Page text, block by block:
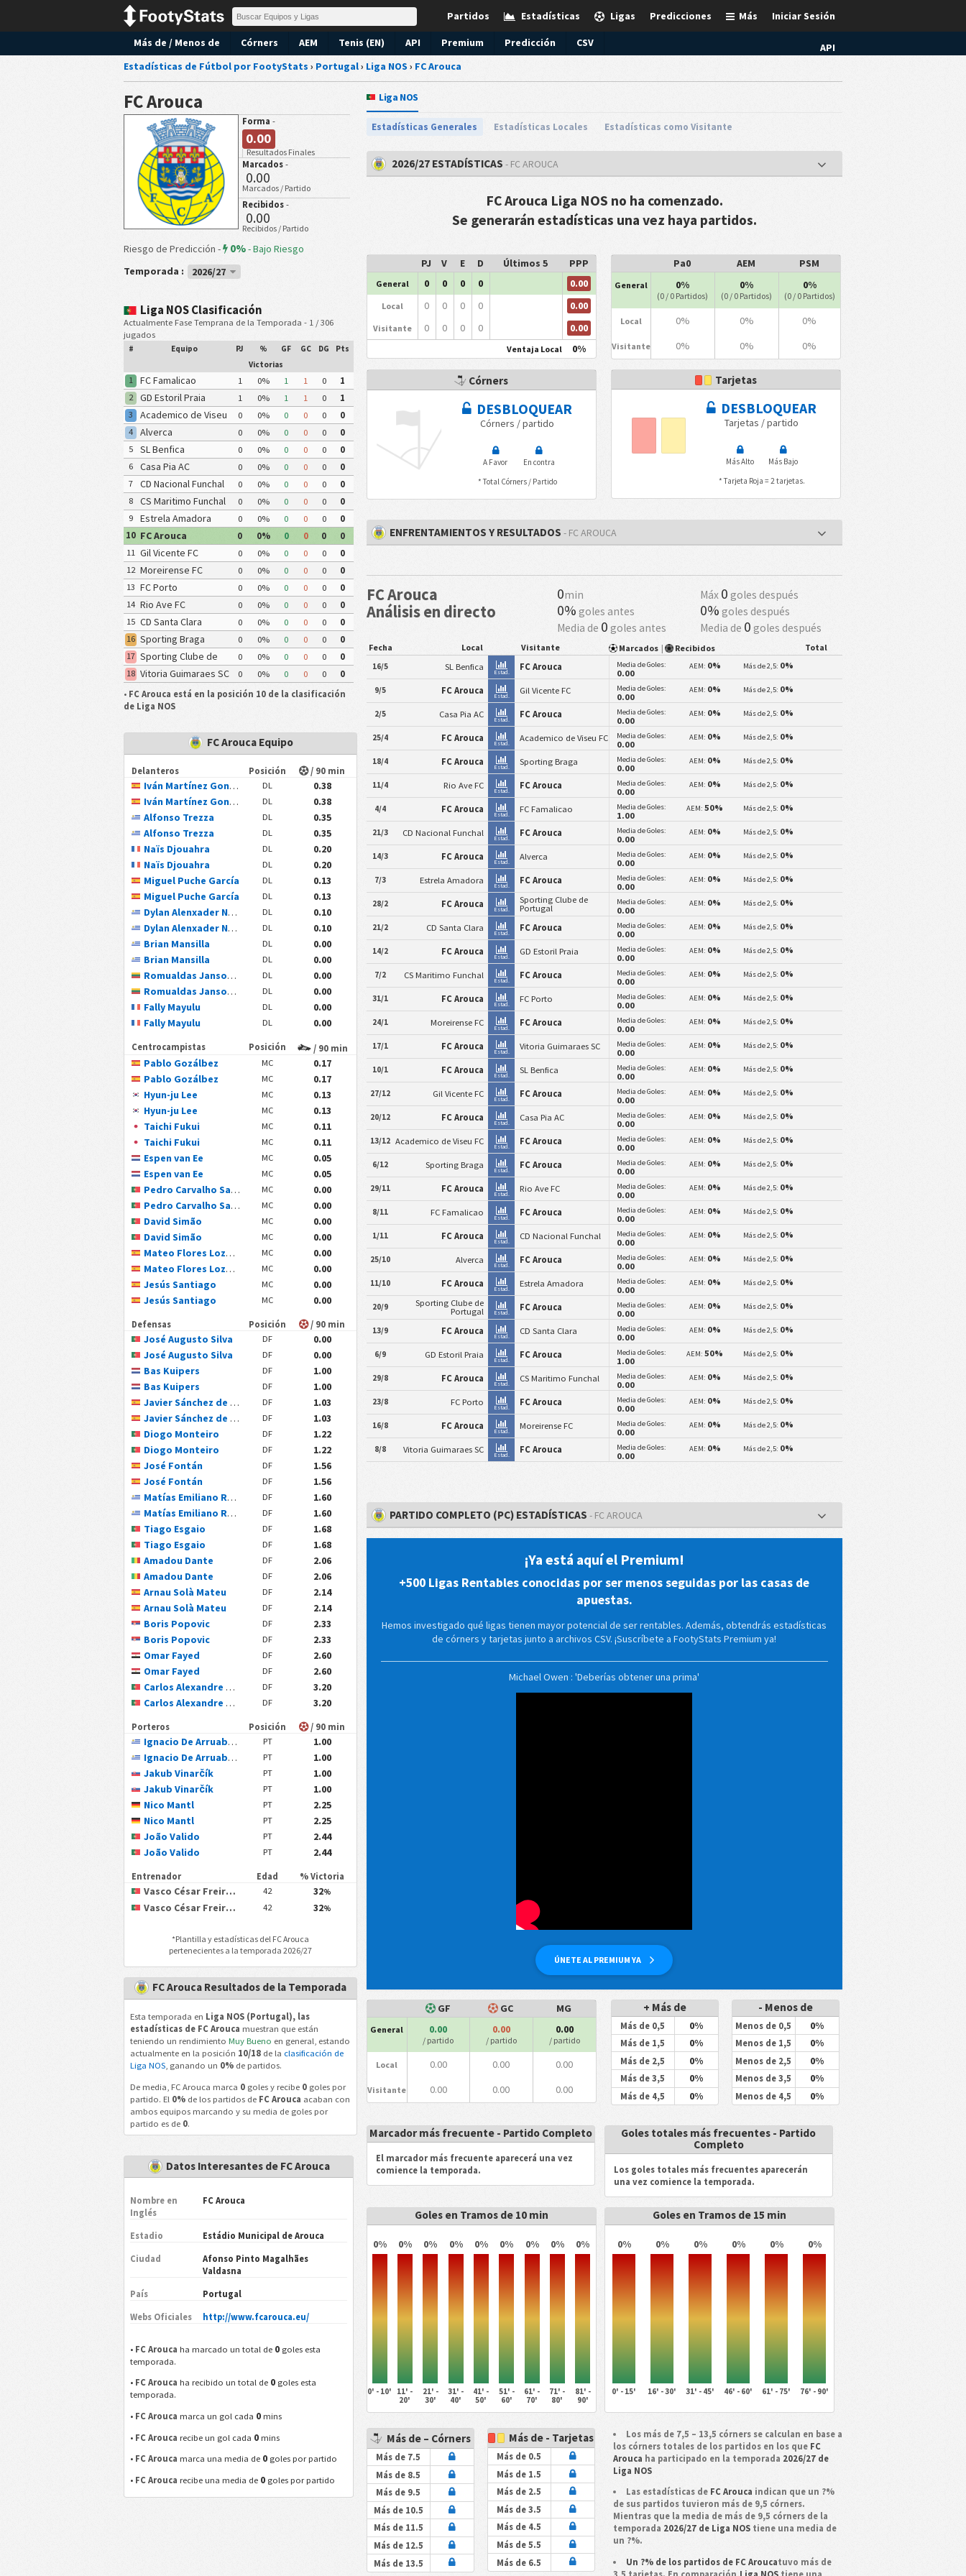
Iniciar Sesión
Más
Predicciones
Ligas
Estadísticas
Partidos
API
Más de / Menos de Córners AEM Tenis (EN) API Premium Predicción
CSV
Estadísticas de Fútbol por FootyStats › Portugal› Liga NOS › FC Arouca
FC Arouca
Forma -
0.00
Resultados Finales
Marcados -
0.00
Marcados / Partido
Recibidos -
0.00
Recibidos / Partido
Riesgo de Predicción - 0%-Bajo Riesgo
Temporada :
2026/27
Liga NOS Clasificación
Actualmente Fase Temprana de la Temporada - 1 / 306
jugados
# Equipo PJ
%
Victorias
GF GC DG Pts
1 FC Famalicao 1 0% 1 1 0
1
2
GD Estoril Praia 1 0% 1 1 0
1
3
Academico de Viseu
FC
0 0% 0 0 0
0
4
Alverca 0 0% 0 0 0
0
5
SL Benfica 0 0% 0 0 0
0
6
Casa Pia AC 0 0% 0 0 0
0
7
CD Nacional Funchal 0 0% 0 0 0
0
8
CS Maritimo Funchal 0 0% 0 0 0
0
9
Estrela Amadora 0 0% 0 0 0
0
10 FC Arouca 0 0% 0 0 0
0
11 Gil Vicente FC 0 0% 0 0 0
0
12 Moreirense FC 0 0% 0 0 0
0
13 FC Porto 0 0% 0 0 0
0
14 Rio Ave FC 0 0% 0 0 0
0
15 CD Santa Clara 0 0% 0 0 0
0
16 Sporting Braga 0 0% 0 0 0
0
17 Sporting Clube de
Portugal
0 0% 0 0 0
0
18 Vitoria Guimaraes SC 0 0% 0 0 0
0
• FC Arouca está en la posición 10 de la clasificación
de Liga NOS
FC Arouca Equipo
Delanteros Posición / 90 min
Iván Martínez Gonzálvez DL
0.38
Iván Martínez Gonzálvez
DL
0.38
Alfonso Trezza
DL
0.35
Alfonso Trezza
DL
0.35
Naïs Djouahra
DL
0.20
Naïs Djouahra
DL
0.20
Miguel Puche García
DL
0.13
Miguel Puche García
DL
0.13
Dylan Alenxader Nandín Berrutti
DL
0.10
Dylan Alenxader Nandín Berrutti
DL
0.10
Brian Mansilla
DL
0.00
Brian Mansilla
DL
0.00
Romualdas Jansonas
DL
0.00
Romualdas Jansonas
DL
0.00
Fally Mayulu
DL
0.00
Fally Mayulu
DL 0.00
Centrocampistas Posición / 90 min
Pablo Gozálbez MC
0.17
Pablo Gozálbez
MC
0.17
Hyun-ju Lee
MC
0.13
Hyun-ju Lee
MC
0.13
Taichi Fukui
MC
0.11
Taichi Fukui
MC
0.11
Espen van Ee
MC
0.05
Espen van Ee
MC
0.05
Pedro Carvalho Santos
MC
0.00
Pedro Carvalho Santos
MC
0.00
David Simão
MC
0.00
David Simão
MC
0.00
Mateo Flores Lozano
MC
0.00
Mateo Flores Lozano
MC
0.00
Jesús Santiago
MC
0.00
Jesús Santiago
MC 0.00
Defensas Posición / 90 min
José Augusto Silva DF
0.00
José Augusto Silva
DF
0.00
Bas Kuipers
DF
1.00
Bas Kuipers
DF
1.00
Javier Sánchez de Felipe
DF
1.03
Javier Sánchez de Felipe
DF
1.03
Diogo Monteiro
DF
1.22
Diogo Monteiro
DF
1.22
José Fontán
DF
1.56
José Fontán
DF
1.56
Matías Emiliano Rocha Calderón
DF
1.60
Matías Emiliano Rocha Calderón
DF
1.60
Tiago Esgaio
DF
1.68
Tiago Esgaio
DF
1.68
Amadou Dante
DF
2.06
Amadou Dante
DF
2.06
Arnau Solà Mateu
DF
2.14
Arnau Solà Mateu
DF
2.14
Boris Popovic
DF
2.33
Boris Popovic
DF
2.33
Omar Fayed
DF
2.60
Omar Fayed
DF
2.60
Carlos Alexandre Reis Pinto
DF
3.20
Carlos Alexandre Reis Pinto
DF 3.20
Porteros Posición / 90 min
Ignacio De Arruabarrena PT
1.00
Ignacio De Arruabarrena
PT
1.00
Jakub Vinarčík
PT
1.00
Jakub Vinarčík
PT
1.00
Nico Mantl
PT
2.25
Nico Mantl
PT
2.25
João Valido
PT
2.44
João Valido
PT 2.44
Entrenador Edad % Victoria
Vasco César Freire De Seabra 42 32%
Vasco César Freire De Seabra 42 32%
*Plantilla y estadísticas del FC Arouca
pertenecientes a la temporada 2026/27
FC Arouca Resultados de la Temporada
Esta temporada en Liga NOS (Portugal), las
estadísticas de FC Arouca muestran que están
teniendo un rendimiento Muy Bueno en general, estando
actualmente en la posición 10/18de la clasificación de
Liga NOS, ganando un 0%de partidos.
De media, FC Arouca marca 0goles y recibe 0goles por
partido. El 0%de los partidos de FC Arouca acaban con
ambos equipos marcando y su media de goles por
partido es de 0.
Datos Interesantes de FC Arouca
Nombre en
Inglés
FC Arouca
Estadio Estádio Municipal de Arouca
Ciudad
Afonso Pinto Magalhães
Valdasna
País Portugal
Webs Oficiales http://www.fcarouca.eu/
• FC Arouca ha marcado un total de 0 goles esta
temporada.
• FC Arouca ha recibido un total de 0 goles esta
temporada.
• FC Arouca marca un gol cada 0 mins
• FC Arouca recibe un gol cada 0 mins
• FC Arouca marca una media de 0 goles por partido
• FC Arouca recibe una media de 0 goles por partido
Liga NOS
Estadísticas Generales Estadísticas Locales Estadísticas como Visitante
2026/27 ESTADÍSTICAS - FC AROUCA
FC Arouca Liga NOS no ha comenzado.
Se generarán estadísticas una vez haya partidos.
PJ V E D Últimos 5 PPP
General 0 0 0 0 0.00
Local 0 0 0 0 0.00
Visitante 0 0 0 0 0.00
Ventaja Local 0%
Pa0 AEM PSM
General 0%
(0 / 0 Partidos)
0%
(0 / 0 Partidos)
0%
(0 / 0 Partidos)
Local 0% 0% 0%
Visitante 0% 0% 0%
Córners
DESBLOQUEAR
Córners / partido
A Favor
En contra
* Total Córners / Partido
Tarjetas
DESBLOQUEAR
Tarjetas / partido
Más Alto
Más Bajo
* Tarjeta Roja = 2 tarjetas.
ENFRENTAMIENTOS Y RESULTADOS - FC AROUCA
FC Arouca
Análisis en directo
0min Máx 0 goles después
0% goles antes 0% goles después
Media de 0 goles antes Media de 0 goles después
Fecha Local Visitante Marcados| Recibidos Total
16/5 SL Benfica
Estad.
FC Arouca Media de Goles:
0.00
AEM: 0% Más de 2,5: 0%
9/5 FC Arouca
Estad.
Gil Vicente FC Media de Goles:
0.00
AEM: 0% Más de 2,5: 0%
2/5 Casa Pia AC
Estad.
FC Arouca Media de Goles:
0.00
AEM: 0% Más de 2,5: 0%
25/4 FC Arouca
Estad.
Academico de Viseu FC Media de Goles:
0.00
AEM: 0% Más de 2,5: 0%
18/4 FC Arouca
Estad.
Sporting Braga Media de Goles:
0.00
AEM: 0% Más de 2,5: 0%
11/4 Rio Ave FC
Estad.
FC Arouca Media de Goles:
0.00
AEM: 0% Más de 2,5: 0%
4/4 FC Arouca
Estad.
FC Famalicao Media de Goles:
1.00
AEM:50% Más de 2,5: 0%
21/3 CD Nacional Funchal
Estad.
FC Arouca Media de Goles:
0.00
AEM: 0% Más de 2,5: 0%
14/3 FC Arouca
Estad.
Alverca Media de Goles:
0.00
AEM: 0% Más de 2,5: 0%
7/3 Estrela Amadora
Estad.
FC Arouca Media de Goles:
0.00
AEM: 0% Más de 2,5: 0%
28/2 FC Arouca
Estad.
Sporting Clube de
Portugal
Media de Goles:
0.00
AEM: 0% Más de 2,5: 0%
21/2 CD Santa Clara
Estad.
FC Arouca Media de Goles:
0.00
AEM: 0% Más de 2,5: 0%
14/2 FC Arouca
Estad.
GD Estoril Praia Media de Goles:
0.00
AEM: 0% Más de 2,5: 0%
7/2 CS Maritimo Funchal
Estad.
FC Arouca Media de Goles:
0.00
AEM: 0% Más de 2,5: 0%
31/1 FC Arouca
Estad.
FC Porto Media de Goles:
0.00
AEM: 0% Más de 2,5: 0%
24/1 Moreirense FC
Estad.
FC Arouca Media de Goles:
0.00
AEM: 0% Más de 2,5: 0%
17/1 FC Arouca
Estad.
Vitoria Guimaraes SC Media de Goles:
0.00
AEM: 0% Más de 2,5: 0%
10/1 FC Arouca
Estad.
SL Benfica Media de Goles:
0.00
AEM: 0% Más de 2,5: 0%
27/12 Gil Vicente FC
Estad.
FC Arouca Media de Goles:
0.00
AEM: 0% Más de 2,5: 0%
20/12 FC Arouca
Estad.
Casa Pia AC Media de Goles:
0.00
AEM: 0% Más de 2,5: 0%
13/12 Academico de Viseu FC
Estad.
FC Arouca Media de Goles:
0.00
AEM: 0% Más de 2,5: 0%
6/12 Sporting Braga
Estad.
FC Arouca Media de Goles:
0.00
AEM: 0% Más de 2,5: 0%
29/11 FC Arouca
Estad.
Rio Ave FC Media de Goles:
0.00
AEM: 0% Más de 2,5: 0%
8/11 FC Famalicao
Estad.
FC Arouca Media de Goles:
0.00
AEM: 0% Más de 2,5: 0%
1/11 FC Arouca
Estad.
CD Nacional Funchal Media de Goles:
0.00
AEM: 0% Más de 2,5: 0%
25/10 Alverca
Estad.
FC Arouca Media de Goles:
0.00
AEM: 0% Más de 2,5: 0%
11/10 FC Arouca
Estad.
Estrela Amadora Media de Goles:
0.00
AEM: 0% Más de 2,5: 0%
20/9
Sporting Clube de
Portugal
Estad.
FC Arouca Media de Goles:
0.00
AEM: 0% Más de 2,5: 0%
13/9 FC Arouca
Estad.
CD Santa Clara Media de Goles:
0.00
AEM: 0% Más de 2,5: 0%
6/9 GD Estoril Praia
Estad.
FC Arouca Media de Goles:
1.00
AEM:50% Más de 2,5: 0%
29/8 FC Arouca
Estad.
CS Maritimo Funchal Media de Goles:
0.00
AEM: 0% Más de 2,5: 0%
23/8 FC Porto
Estad.
FC Arouca Media de Goles:
0.00
AEM: 0% Más de 2,5: 0%
16/8 FC Arouca
Estad.
Moreirense FC Media de Goles:
0.00
AEM: 0% Más de 2,5: 0%
8/8 Vitoria Guimaraes SC
Estad.
FC Arouca Media de Goles:
0.00
AEM: 0% Más de 2,5: 0%
PARTIDO COMPLETO (PC) ESTADÍSTICAS - FC AROUCA
¡Ya está aquí el Premium!
+500 Ligas Rentables conocidas por ser menos seguidas por las casas de
apuestas.
Hemos investigado qué ligas tienen mayor potencial de ser rentables. Además, obtendrás estadísticas
de córners y tarjetas junto a archivos CSV. ¡Suscríbete a FootyStats Premium ya!
ÚNETE AL PREMIUM YA
Michael Owen : 'Deberías obtener una prima'
GF GC MG
General 0.00
/ partido
0.00
/ partido
0.00
/ partido
Local 0.00 0.00 0.00
Visitante 0.00 0.00 0.00
+ Más de
Más de 0,5 0%
Más de 1,5 0%
Más de 2,5 0%
Más de 3,5 0%
Más de 4,5 0%
- Menos de
Menos de 0,5 0%
Menos de 1,5 0%
Menos de 2,5 0%
Menos de 3,5 0%
Menos de 4,5 0%
Marcador más frecuente - Partido Completo
El marcador más frecuente aparecerá una vez
comience la temporada.
Goles totales más frecuentes - Partido
Completo
Los goles totales más frecuentes aparecerán
una vez comience la temporada.
Goles en Tramos de 10 min
0% 0% 0% 0% 0% 0% 0% 0% 0%
0' - 10'
11' -
20'
21' -
30'
31' -
40'
41' -
50'
51' -
60'
61' -
70'
71' -
80'
81' -
90'
Goles en Tramos de 15 min
0% 0% 0% 0% 0% 0%
0' - 15' 16' - 30' 31' - 45' 46' - 60' 61' - 75' 76' - 90'
Más de – Córners
Más de 7.5
Más de 8.5
Más de 9.5
Más de 10.5
Más de 11.5
Más de 12.5
Más de 13.5
Más de - Tarjetas
Más de 0.5
Más de 1.5
Más de 2.5
Más de 3.5
Más de 4.5
Más de 5.5
Más de 6.5
Los más de 7,5 – 13,5 córners se calculan en base a
los córners totales de los partidos en los que FC
Arouca ha participado en la temporada 2026/27 de
Liga NOS
Las estadísticas de FC Arouca indican que un ?%
de sus partidos tuvieron más de 9,5 córners.
Mientras que la media de más de 9,5 córners de la
temporada 2026/27 de Liga NOS tiene una media de
un ?%.
Un ?% de los partidos de FC Aroucatuvo más de